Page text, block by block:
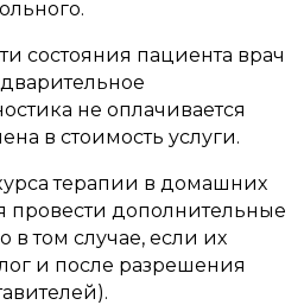
состояния пациента врач
не оплачивается
в стоимость услуги.
терапии в домашних
провести дополнительные
в том случае, если их
и после разрешения